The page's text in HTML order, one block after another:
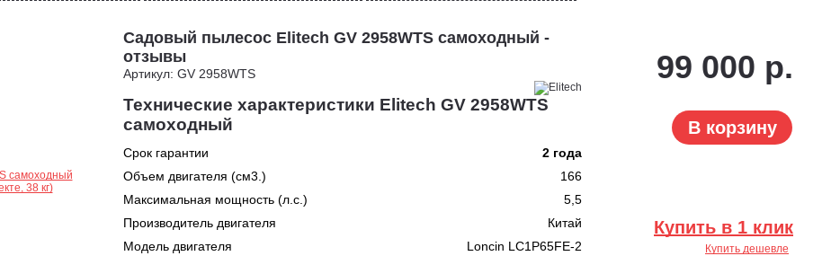
Садовый пылесос Elitech GV 2958WTS самоходный -
отзывы
Артикул: GV 2958WTS
Технические характеристики Elitech GV 2958WTS
самоходный
Срок гарантии
2 года
Объем двигателя (см3.)
166
Максимальная мощность (л.с.)
5,5
Производитель двигателя
Китай
Модель двигателя
Loncin LC1P65FE-2
99 000 р.
В корзину
Купить в 1 клик
Купить дешевле